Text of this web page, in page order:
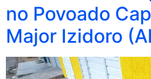
no Povoado
Major Izidoro